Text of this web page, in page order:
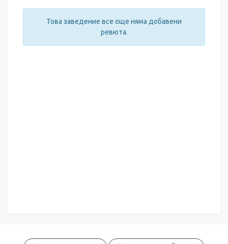
Това заведение все още няма добавени
ревюта.